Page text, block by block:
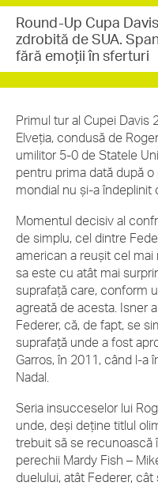
Round-Up Cupa
zdrobită de SUA.
fără emoţii în sferturi
Primul tur al Cupei Davis
Elveția, condusă de
umilitor 5-0 de Statele
pentru prima dată după
mondial nu și-a îndeplinit
Momentul decisiv al
de simplu, cel dintre
american a reuşit cel mai
sa este cu atât mai
suprafață care, conform
agreată de acesta. Isner
Federer, că, de fapt, se
suprafaţă unde a fost
Garros, în 2011, când l-a
Nadal.
Seria insucceselor lui
unde, deși deține titlul
trebuit să se recunoască
perechii Mardy Fish –
duelului, atât Federer,